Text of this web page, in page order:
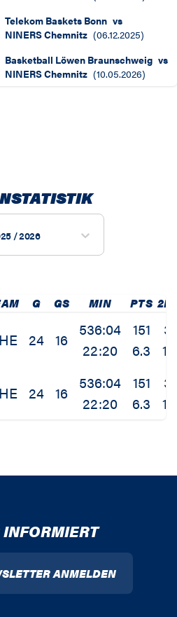
Telekom Baskets Bonn vs
NINERS Chemnitz (06.12.2025)
Basketball Löwen Braunschweig vs
NINERS Chemnitz (10.05.2026)
/ 2026
G GS MIN PTS
24 16
536:04
22:20
151
6.3
31
1.3
24 16
536:04
22:20
151
6.3
31
1.3
ANMELDEN